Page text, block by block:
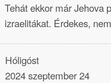
Tehát ekkor már Jehova
izraelitákat. Érdekes,
Hóligóst
2024 szeptember 24